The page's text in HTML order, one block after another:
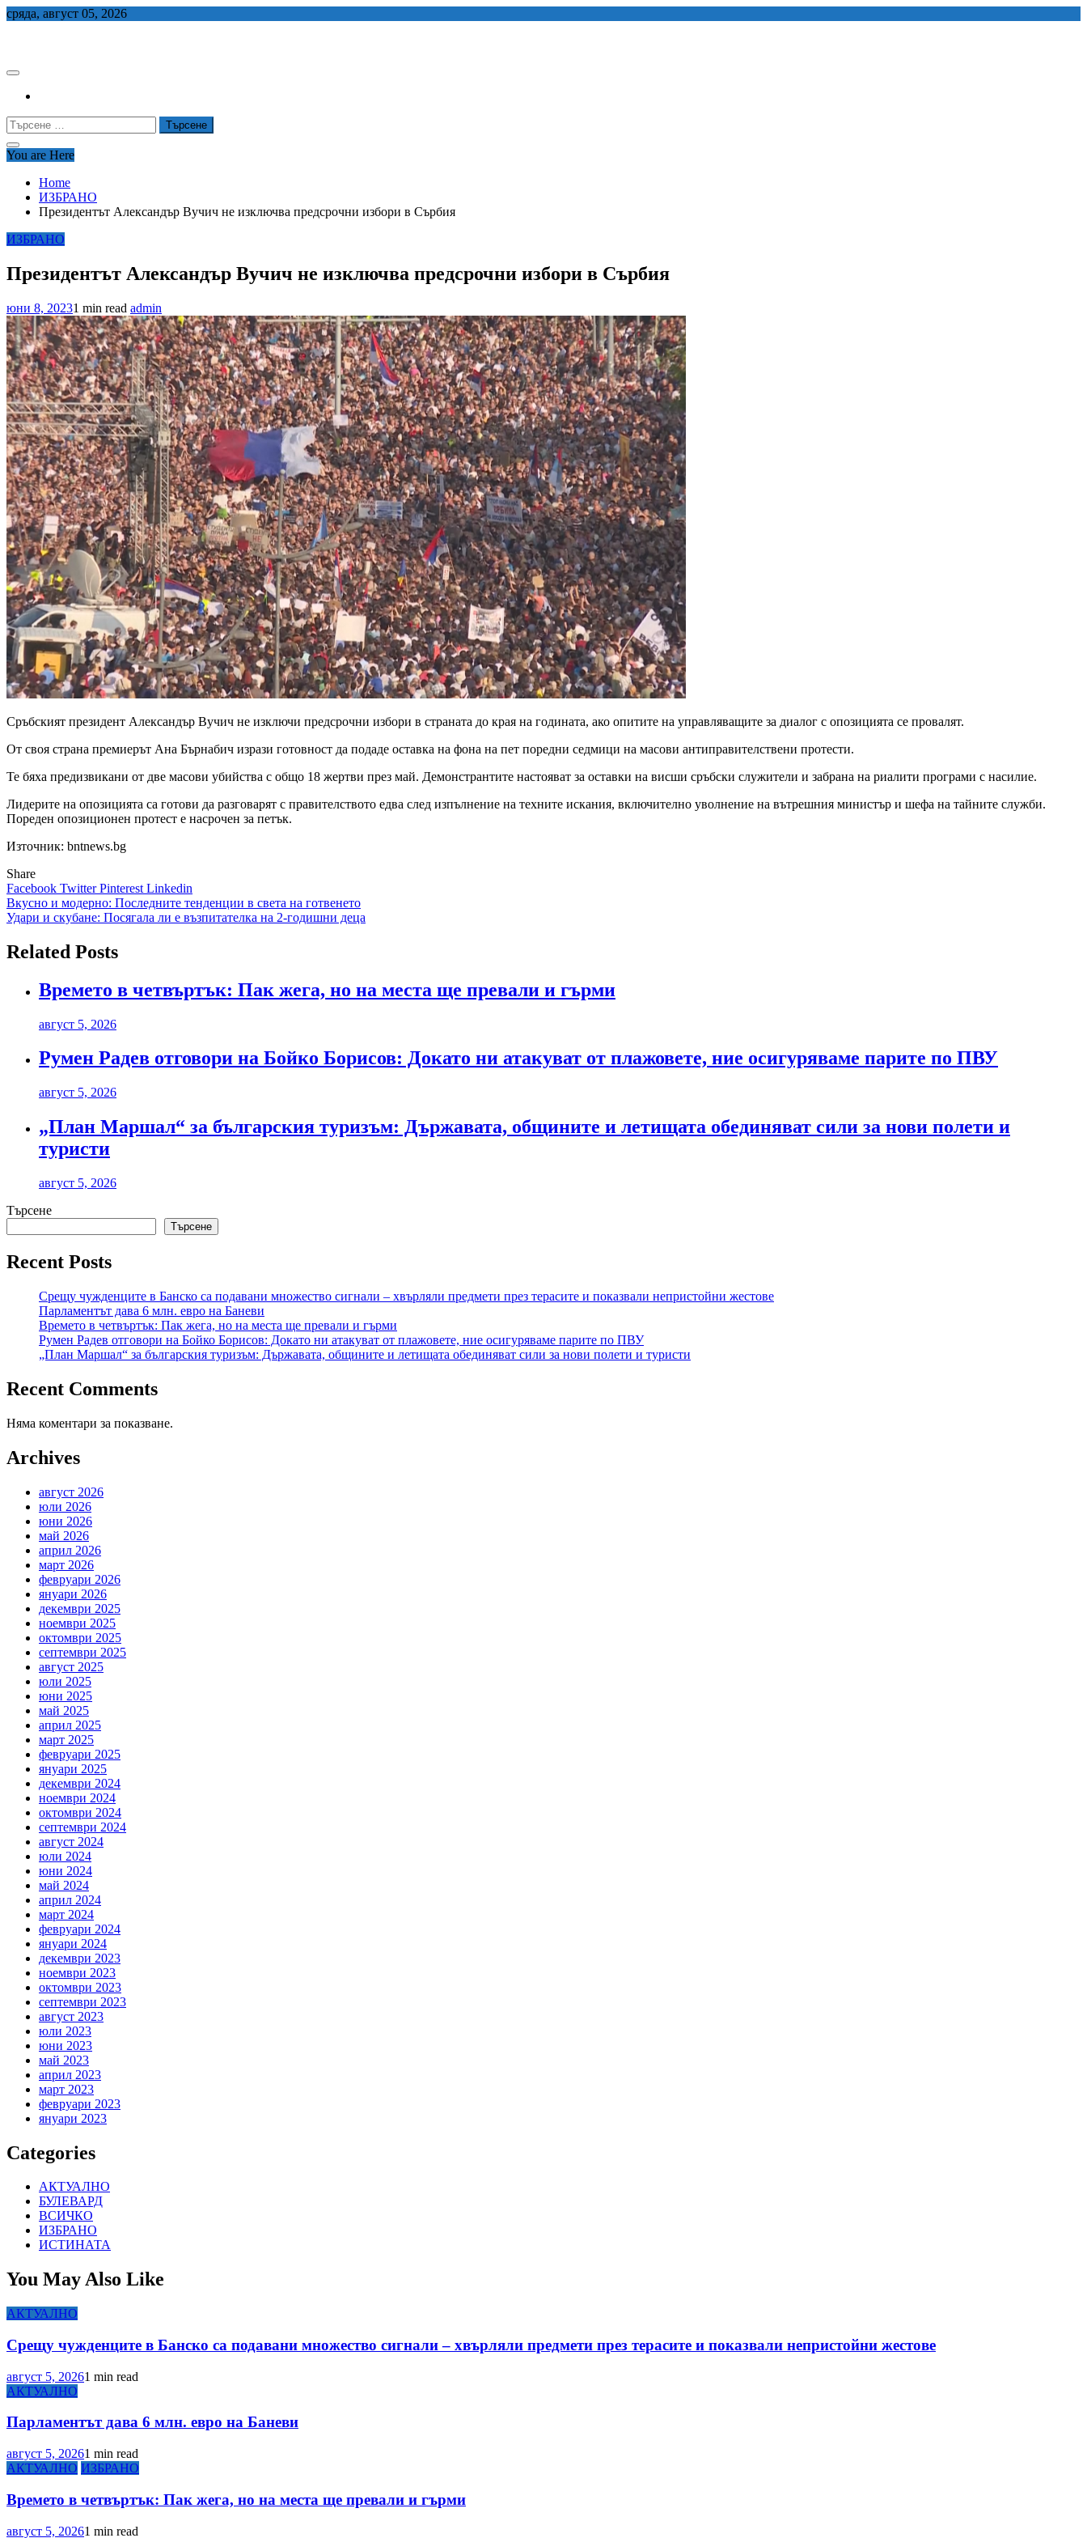
Skip
сряда, август 05, 2026
Търсене
за:
You are Here
Home
ИЗБРАНО
Президентът Александър Вучич не изключва предсрочни избори в Сърбия
ИЗБРАНО
Президентът Александър Вучич не изключва предсрочни избори в Сърбия
юни 8, 20231 min read admin
Сръбският президент Александър Вучич не изключи предсрочни избори в страната до края на годината, ако опитите на управляващите за диалог с опозицията се провалят.
От своя страна премиерът Ана Бърнабич изрази готовност да подаде оставка на фона на пет поредни седмици на масови антиправителствени протести.
Те бяха предизвикани от две масови убийства с общо 18 жертви през май. Демонстрантите настояват за оставки на висши сръбски служители и забрана на риалити програми с насилие.
Лидерите на опозицията са готови да разговарят с правителството едва след изпълнение на техните искания, включително уволнение на вътрешния министър и шефа на тайните служби.
Пореден опозиционен протест е насрочен за петък.
Източник: bntnews.bg
Share
Facebook TwitterPinterest Linkedin
Навигация
Вкусно и модерно: Последните тенденции в света на готвенето
Удари и скубане: Посягала ли е възпитателка на 2-годишни деца
Related Posts
Времето в четвъртък: Пак жега, но на места ще превали и гърми
август 5, 2026
Румен Радев отговори на Бойко Борисов: Докато ни атакуват от плажовете, ние осигуряваме парите по ПВУ
август 5, 2026
„План Маршал“ за българския туризъм: Държавата, общините и летищата обединяват сили за нови полети и
туристи
август 5, 2026
Търсене
Търсене
Recent Posts
Срещу чужденците в Банско са подавани множество сигнали – хвърляли предмети през терасите и показвали непристойни жестове
Парламентът дава 6 млн. евро на Баневи
Времето в четвъртък: Пак жега, но на места ще превали и гърми
Румен Радев отговори на Бойко Борисов: Докато ни атакуват от плажовете, ние осигуряваме парите по ПВУ
„План Маршал“ за българския туризъм: Държавата, общините и летищата обединяват сили за нови полети и туристи
Recent Comments
Няма коментари за показване.
Archives
август 2026
юли 2026
юни 2026
май 2026
април 2026
март 2026
февруари 2026
януари 2026
декември 2025
ноември 2025
октомври 2025
септември 2025
август 2025
юли 2025
юни 2025
май 2025
април 2025
март 2025
февруари 2025
януари 2025
декември 2024
ноември 2024
октомври 2024
септември 2024
август 2024
юли 2024
юни 2024
май 2024
април 2024
март 2024
февруари 2024
януари 2024
декември 2023
ноември 2023
октомври 2023
септември 2023
август 2023
юли 2023
юни 2023
май 2023
април 2023
март 2023
февруари 2023
януари 2023
Categories
АКТУАЛНО
БУЛЕВАРД
ВСИЧКО
ИЗБРАНО
ИСТИНАТА
You May Also Like
АКТУАЛНО
Срещу чужденците в Банско са подавани множество сигнали – хвърляли предмети през терасите и показвали непристойни жестове
август 5, 20261 min read
АКТУАЛНО
Парламентът дава 6 млн. евро на Баневи
август 5, 20261 min read
АКТУАЛНО ИЗБРАНО
Времето в четвъртък: Пак жега, но на места ще превали и гърми
август 5, 20261 min read